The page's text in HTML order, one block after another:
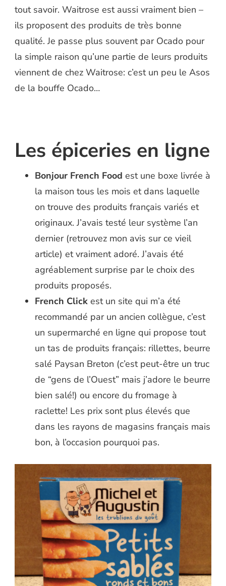
tout savoir. Waitrose est aussi vraiment bien –
ils proposent des produits de très bonne
qualité. Je passe plus souvent par Ocado pour
la simple raison qu’une partie de leurs produits
viennent de chez Waitrose: c’est un peu le Asos
de la bouffe Ocado…
Les épiceries en ligne
Bonjour French Food est une boxe livrée à
la maison tous les mois et dans laquelle
on trouve des produits français variés et
originaux. J’avais testé leur système l’an
dernier (retrouvez mon avis sur ce vieil
article) et vraiment adoré. J’avais été
agréablement surprise par le choix des
produits proposés.
French Click est un site qui m’a été
recommandé par un ancien collègue, c’est
un supermarché en ligne qui propose tout
un tas de produits français: rillettes, beurre
salé Paysan Breton (c’est peut-être un truc
de “gens de l’Ouest” mais j’adore le beurre
bien salé!) ou encore du fromage à
raclette! Les prix sont plus élevés que
dans les rayons de magasins français mais
bon, à l’occasion pourquoi pas.